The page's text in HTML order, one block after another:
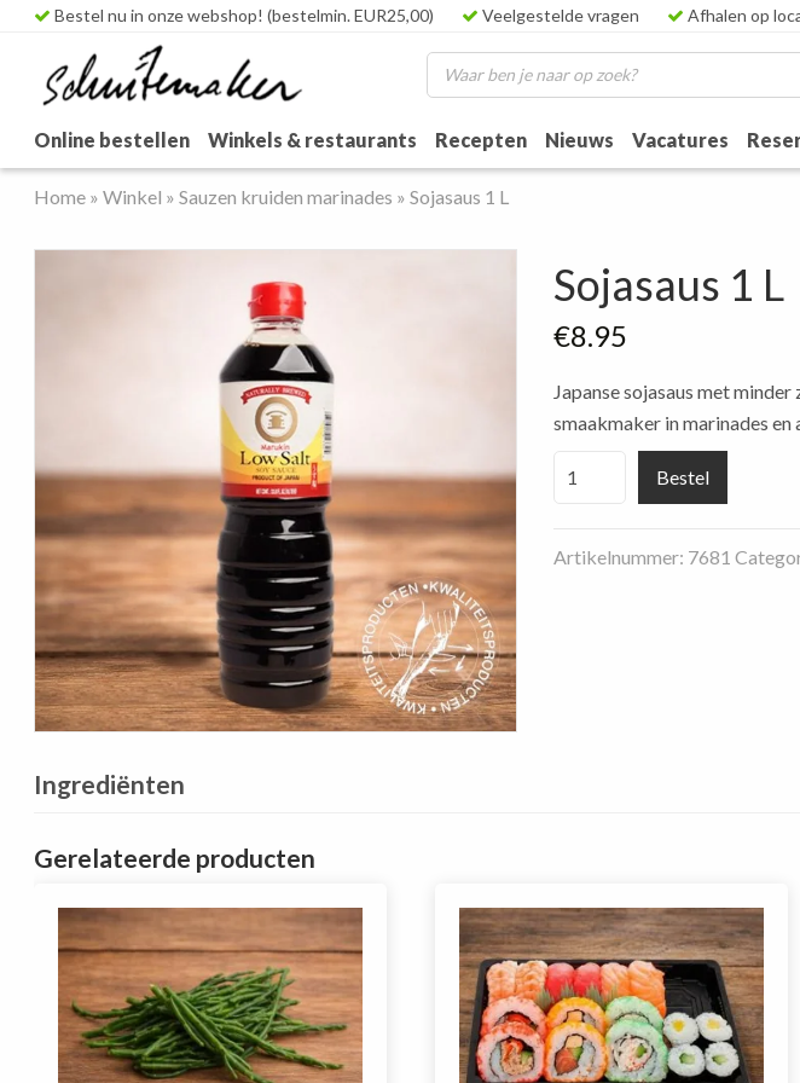
Bestel nu in onze webshop! (bestelmin. EUR25,00) Veelgestelde vragen Afhalen op
Online bestellen Winkels & restaurants Recepten Nieuws Vacatures
Home »Winkel »Sauzen kruiden marinades »Sojasaus 1 L
Sojasaus 1 L
€8.95
Japanse sojasaus met
smaakmaker in marinades
aantal
Bestel
Artikelnummer: 7681
Ingrediënten
Gerelateerde producten